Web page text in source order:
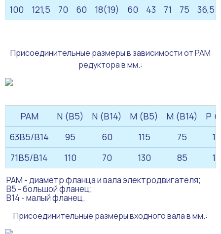
100 121,5 70 60 18(19) 60 43 71 75 36,5
Присоединительные размеры в зависимости от PAM
редуктора в мм.:
PAM N (B5) N (B14) M (B5) M (B14)
P
63B5/B14
95 60 115 75
71B5/B14
110 70 130 85
PAM - диаметр фланца и вала электродвигателя;
B5 - большой фланец;
B14 - малый фланец.
Присоединительные размеры входного вала в мм.: